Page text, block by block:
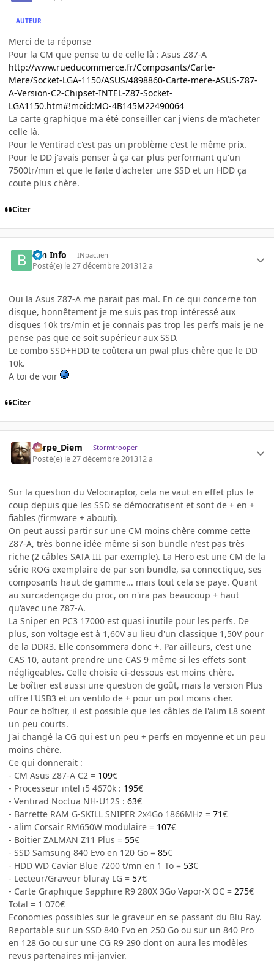
AUTEUR
Merci de ta réponse
Pour la CM que pense tu de celle là : Asus Z87-A
http://www.rueducommerce.fr/Composants/Carte-
Mere/Socket-LGA-1150/ASUS/4898860-Carte-mere-ASUS-Z87-
A-Version-C2-Chipset-INTEL-Z87-Socket-
LGA1150.htm#!moid:MO-4B145M22490064
La carte graphique m'a été conseiller car j'viens de m'acheter
celle là.
Pour le Ventirad c'est pas un problème c'est le même prix.
Pour le DD j'avais penser à ça car plus performant qu'un
7500tr/min et que le faite d'acheter une SSD et un HDD ça
coute plus chère.
Citer
Brn Info INpactien
Posté(e) le 27 décembre 201312 a
Oui la Asus Z87-A me parait pas mal. En ce qui concerne ton
disque, honnêtement je me suis pas trop intéressé aux
disques 10k trs/min et je connais pas trop les perfs mais je ne
pense pas que ce soit supérieur aux SSD.
Le combo SSD+HDD te coûtera un pwal plus chère que le DD
10k.
A toi de voir
Citer
Carpe_Diem Stormtrooper
Posté(e) le 27 décembre 201312 a
Sur la question du Velociraptor, cela ne vaut en effet plus le
coup depuis que les SSD se démocratisent et sont de + en +
fiables (firmware + abouti).
On peut aussi partir sur une CM moins chère comme cette
Z87-A, très bonne idée même si son bundle n'est pas très
riche (2 câbles SATA III par exemple). La Hero est une CM de la
série ROG exemplaire de par son bundle, sa connectique, ses
composants haut de gamme... mais tout cela se paye. Quant
au surcadençage du proc, on n'ira pas beaucoup + haut
qu'avec une Z87-A.
La Sniper en PC3 17000 est quasi inutile pour les perfs. De
plus, son voltage est à 1,60V au lieu d'un classique 1,50V pour
de la DDR3. Elle consommera donc +. Par ailleurs, c'est une
CAS 10, autant prendre une CAS 9 même si les effets sont
négligeables. Celle choisie ci-dessous est moins chère.
Le boîtier est aussi une question de goût, mais la version Plus
offre l'USB3 et un ventilo de + pour un poil moins cher.
Pour ce boîtier, il est possible que les câbles de l'alim L8 soient
un peu courts.
J'ai changé la CG qui est un peu + perfs en moyenne et un peu
moins chère.
Ce qui donnerait :
- CM Asus Z87-A C2 = 109€
- Processeur intel i5 4670k : 195€
- Ventirad Noctua NH-U12S : 63€
- Barrette RAM G-SKILL SNIPER 2x4Go 1866MHz = 71€
- alim Corsair RM650W modulaire = 107€
- Boitier ZALMAN Z11 Plus = 55€
- SSD Samsung 840 Evo en 120 Go = 85€
- HDD WD Caviar Blue 7200 t/mn en 1 To = 53€
- Lecteur/Graveur bluray LG = 57€
- Carte Graphique Sapphire R9 280X 3Go Vapor-X OC = 275€
Total = 1 070€
Economies possibles sur le graveur en se passant du Blu Ray.
Reportable sur un SSD 840 Evo en 250 Go ou sur un 840 Pro
en 128 Go ou sur une CG R9 290 dont on aura les modèles
revus partenaires mi-janvier.